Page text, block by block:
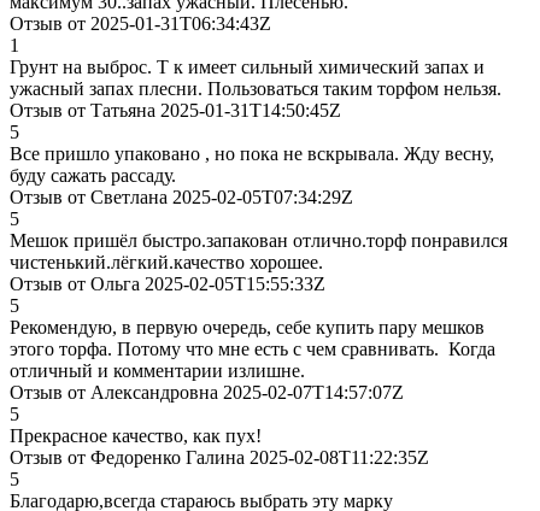
Отзыв от 2025-01-31T06:34:43Z
1
Грунт на выброс. Т к имеет сильный химический запах и
ужасный запах плесни. Пользоваться таким торфом нельзя.
Отзыв от Татьяна 2025-01-31T14:50:45Z
5
Все пришло упаковано , но пока не вскрывала. Жду весну,
буду сажать рассаду.
Отзыв от Светлана 2025-02-05T07:34:29Z
5
Мешок пришёл быстро.запакован отлично.торф понравился
чистенький.лёгкий.качество хорошее.
Отзыв от Ольга 2025-02-05T15:55:33Z
5
Рекомендую, в первую очередь, себе купить пару мешков
этого торфа. Потому что мне есть с чем сравнивать. Когда
отличный и комментарии излишне.
Отзыв от Александровна 2025-02-07T14:57:07Z
5
Прекрасное качество, как пух!
Отзыв от Федоренко Галина 2025-02-08T11:22:35Z
5
Благодарю,всегда стараюсь выбрать эту марку